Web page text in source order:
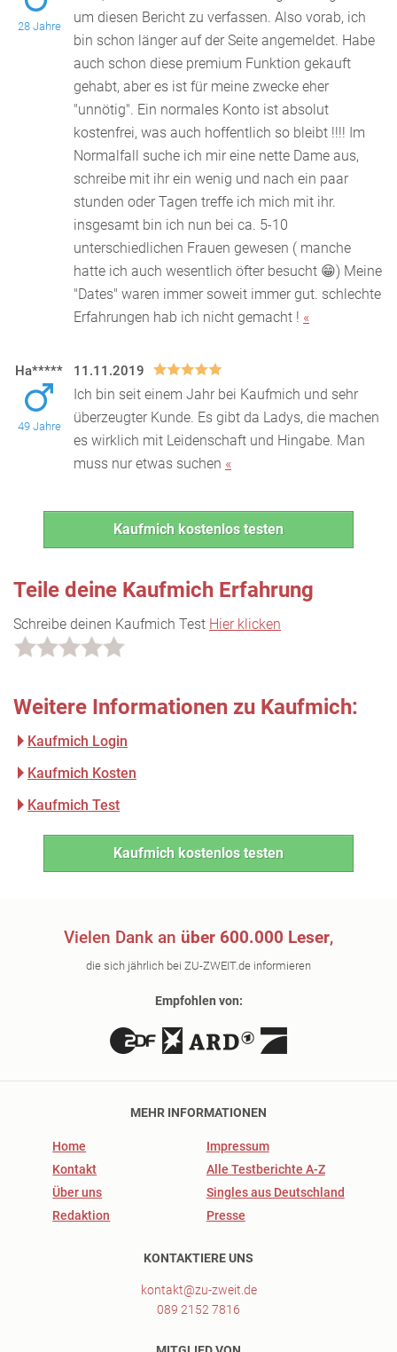
28 Jahre
um diesen Bericht zu verfassen. Also vorab, ich
bin schon länger auf der Seite angemeldet. Habe
auch schon diese premium Funktion gekauft
gehabt, aber es ist für meine zwecke eher
"unnötig". Ein normales Konto ist absolut
kostenfrei, was auch hoffentlich so bleibt !!!! Im
Normalfall suche ich mir eine nette Dame aus,
schreibe mit ihr ein wenig und nach ein paar
stunden oder Tagen treffe ich mich mit ihr.
insgesamt bin ich nun bei ca. 5-10
unterschiedlichen Frauen gewesen ( manche
hatte ich auch wesentlich öfter besucht 😁) Meine
"Dates" waren immer soweit immer gut. schlechte
Erfahrungen hab ich nicht gemacht ! «
Ha*****
49 Jahre
11.11.2019
Ich bin seit einem Jahr bei Kaufmich und sehr
überzeugter Kunde. Es gibt da Ladys, die machen
es wirklich mit Leidenschaft und Hingabe. Man
muss nur etwas suchen «
Kaufmich kostenlos testen
Teile deine Kaufmich Erfahrung
Schreibe deinen Kaufmich Test Hier klicken
Weitere Informationen zu Kaufmich:
Kaufmich Login
Kaufmich Kosten
Kaufmich Test
Kaufmich kostenlos testen
Vielen Dank an über 600.000 Leser,
die sich jährlich bei ZU-ZWEIT.de informieren
Empfohlen von:
MEHR INFORMATIONEN
Home
Kontakt
Über uns
Redaktion
Impressum
Alle Testberichte A-Z
Singles aus Deutschland
Presse
KONTAKTIERE UNS
kontakt@zu-zweit.de
089 2152 7816